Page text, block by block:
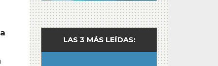
LAS 3 MÁS LEÍDAS: